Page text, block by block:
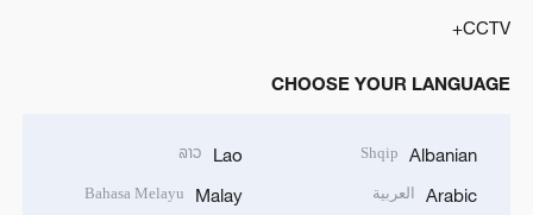
CCTV+
CHOOSE YOUR LANGUAGE
Albanian
Shqip
Arabic العربية
Lao
ລາວ
Malay
Bahasa Melayu